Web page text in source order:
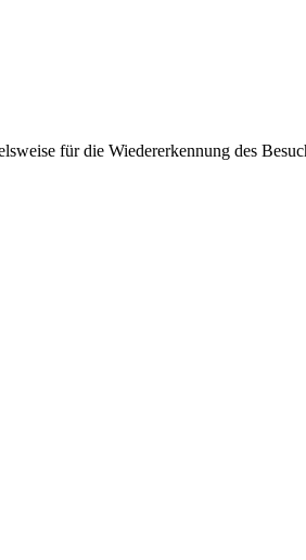
für die Wiedererkennung des